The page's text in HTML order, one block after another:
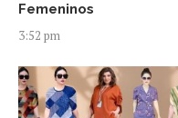
Femeninos
3:52 pm